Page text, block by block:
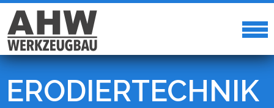
ERODIERTECHNIK